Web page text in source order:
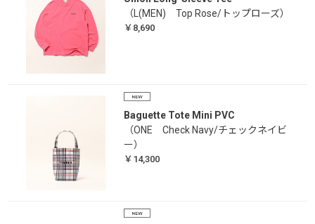
（L(MEN) Top Rose/トップローズ）
￥8,690
Baguette Tote Mini PVC
（ONE Check Navy/チェックネイビ
ー）
￥14,300